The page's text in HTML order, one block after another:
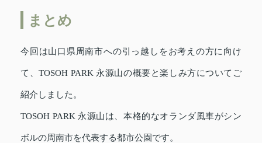
まとめ
今回は山口県周南市への引っ越しをお考えの方に向け
て、TOSOH PARK 永源山の概要と楽しみ方についてご
紹介しました。
TOSOH PARK 永源山は、本格的なオランダ風車がシン
ボルの周南市を代表する都市公園です。